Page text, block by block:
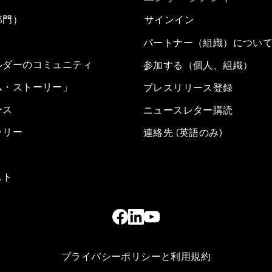
）
ーのコミュニティ
ストーリー」
リー
サインイン
パートナー（組織）につい
参加する（個人、組織）
プレスリリース登録
ニュースレター購読
連絡先 (英語のみ)
プライバシーポリシーと利用規約